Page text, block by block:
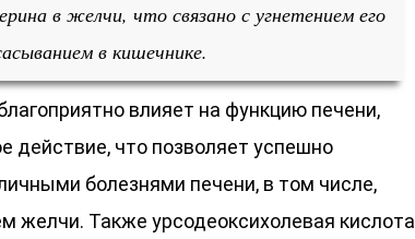
в желчи, что связано с угнетением его
в кишечнике.
влияет на функцию печени,
действие, что позволяет успешно
болезнями печени, в том числе,
Также урсодеоксихолевая кислота